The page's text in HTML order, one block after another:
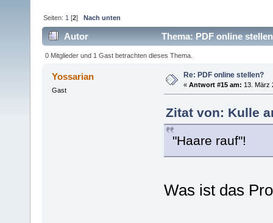
Seiten: 1 [2]Nach unten
Autor Thema: PDF online
0 Mitglieder und 1 Gast betrachten dieses Thema.
Yossarian
Gast
Re: PDF online stellen?
« Antwort #15 am: 13. März
Zitat von: Kulle
"Haare rauf"!
Was ist das